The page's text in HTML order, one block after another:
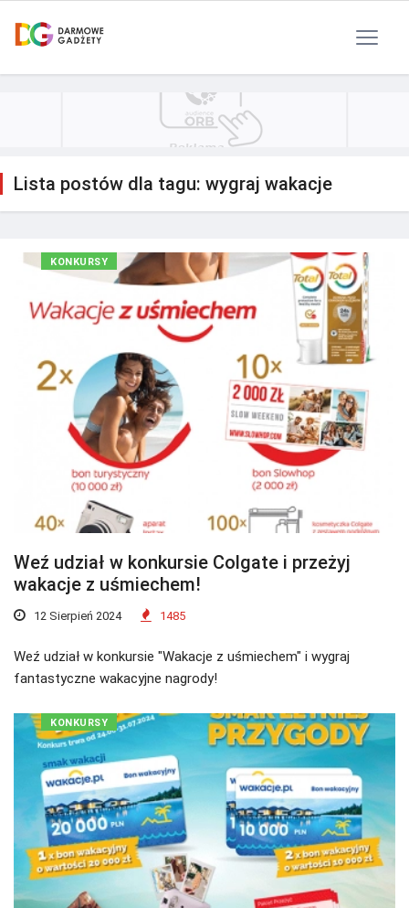
Lista postów dla tagu: wygraj wakacje
KONKURSY
Weź udział w konkursie Colgate i przeżyj
wakacje z uśmiechem!
12 Sierpień 2024 1485
Weź udział w konkursie "Wakacje z uśmiechem" i wygraj
fantastyczne wakacyjne nagrody!
KONKURSY